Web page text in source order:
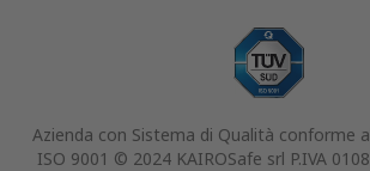
Azienda con Sistema di Qualità conforme
ISO 9001 © 2024 KAIROSafe srl P.IVA